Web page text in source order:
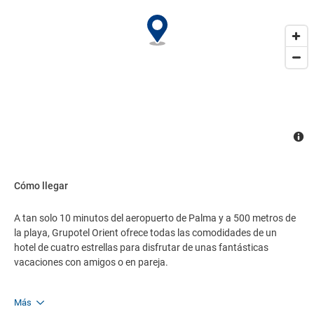
servicio de habitación de cortesía, lavandería y servicio médico.
Aceptamos todas las tarjetas. Consigna de maletas, bicicletas y
material de golf. Servicio de alquiler de vehículos y bicicletas.
Cómo llegar
A tan solo 10 minutos del aeropuerto de Palma y a 500 metros de
la playa, Grupotel Orient ofrece todas las comodidades de un
hotel de cuatro estrellas para disfrutar de unas fantásticas
vacaciones con amigos o en pareja.
Más